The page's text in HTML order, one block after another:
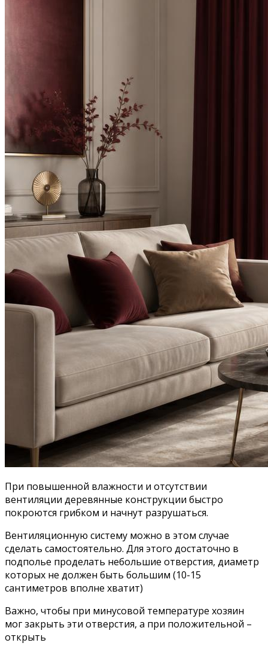
При повышенной влажности и отсутствии
вентиляции деревянные конструкции быстро
покроются грибком и начнут разрушаться.
Вентиляционную систему можно в этом случае
сделать самостоятельно. Для этого достаточно в
подполье проделать небольшие отверстия, диаметр
которых не должен быть большим (10-15
сантиметров вполне хватит)
Важно, чтобы при минусовой температуре хозяин
мог закрыть эти отверстия, а при положительной –
открыть